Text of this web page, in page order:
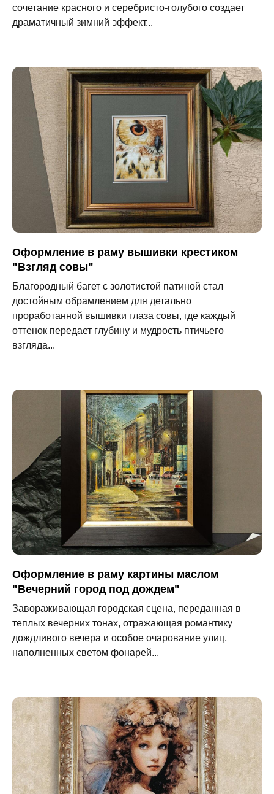
сочетание красного и серебристо-голубого создает
драматичный зимний эффект...
Оформление в раму вышивки крестиком
"Взгляд совы"
Благородный багет с золотистой патиной стал
достойным обрамлением для детально
проработанной вышивки глаза совы, где каждый
оттенок передает глубину и мудрость птичьего
взгляда...
Оформление в раму картины маслом
"Вечерний город под дождем"
Завораживающая городская сцена, переданная в
теплых вечерних тонах, отражающая романтику
дождливого вечера и особое очарование улиц,
наполненных светом фонарей...